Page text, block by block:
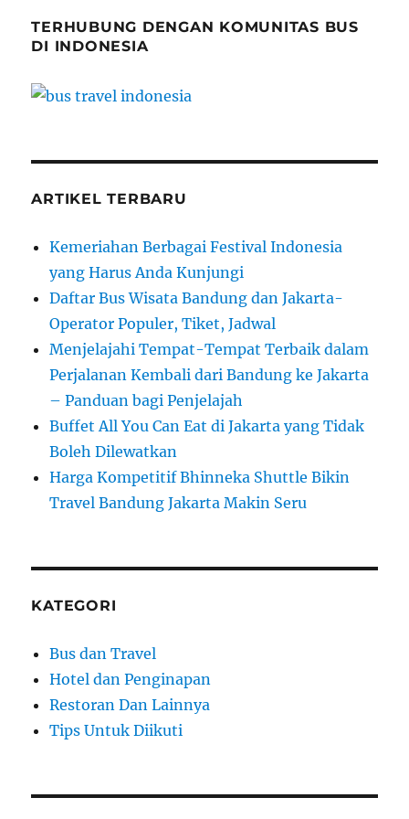
TERHUBUNG DENGAN KOMUNITAS BUS
DI INDONESIA
ARTIKEL TERBARU
Kemeriahan Berbagai Festival Indonesia
yang Harus Anda Kunjungi
Daftar Bus Wisata Bandung dan Jakarta-
Operator Populer, Tiket, Jadwal
Menjelajahi Tempat-Tempat Terbaik dalam
Perjalanan Kembali dari Bandung ke Jakarta
– Panduan bagi Penjelajah
Buffet All You Can Eat di Jakarta yang Tidak
Boleh Dilewatkan
Harga Kompetitif Bhinneka Shuttle Bikin
Travel Bandung Jakarta Makin Seru
KATEGORI
Bus dan Travel
Hotel dan Penginapan
Restoran Dan Lainnya
Tips Untuk Diikuti